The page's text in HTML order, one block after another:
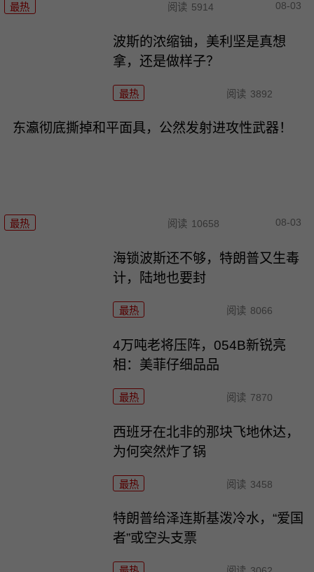
最热 阅读 5914 08-03
波斯的浓缩铀，美利坚是真想
拿，还是做样子？
最热 阅读 3892
东瀛彻底撕掉和平面具，公然发射进攻性武器！
最热 阅读 10658 08-03
海锁波斯还不够，特朗普又生毒
计，陆地也要封
最热 阅读 8066
4万吨老将压阵，054B新锐亮
相：美菲仔细品品
最热 阅读 7870
西班牙在北非的那块飞地休达，
为何突然炸了锅
最热 阅读 3458
特朗普给泽连斯基泼冷水，“爱国
者”或空头支票